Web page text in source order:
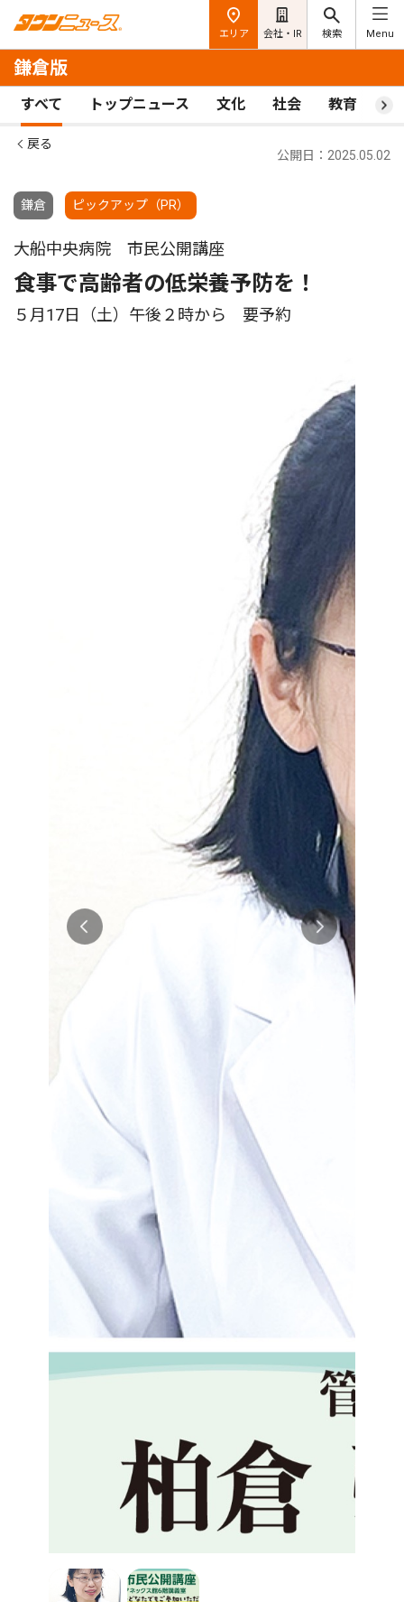
エリア 会社・IR 検索 Menu
鎌倉版
すべて トップニュース 文化 社会 教育 ス
戻る
鎌倉 ピックアップ（PR）
公開日：2025.05.02
大船中央病院 市民公開講座
食事で高齢者の低栄養予防を！
５月17日（土）午後２時から 要予約